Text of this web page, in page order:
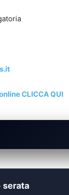
CLICCA QUI
serata